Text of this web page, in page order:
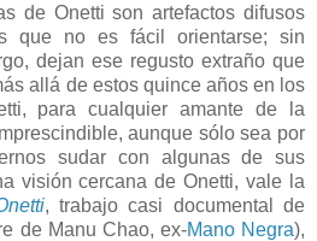
de Onetti son artefactos difusos
que no es fácil orientarse; sin
dejan ese regusto extraño que
allá de estos quince años en los
para cualquier amante de la
aunque sólo sea por
sudar con algunas de sus
visión cercana de Onetti, vale la
, trabajo casi documental de
de Manu Chao, ex-Mano Negra),